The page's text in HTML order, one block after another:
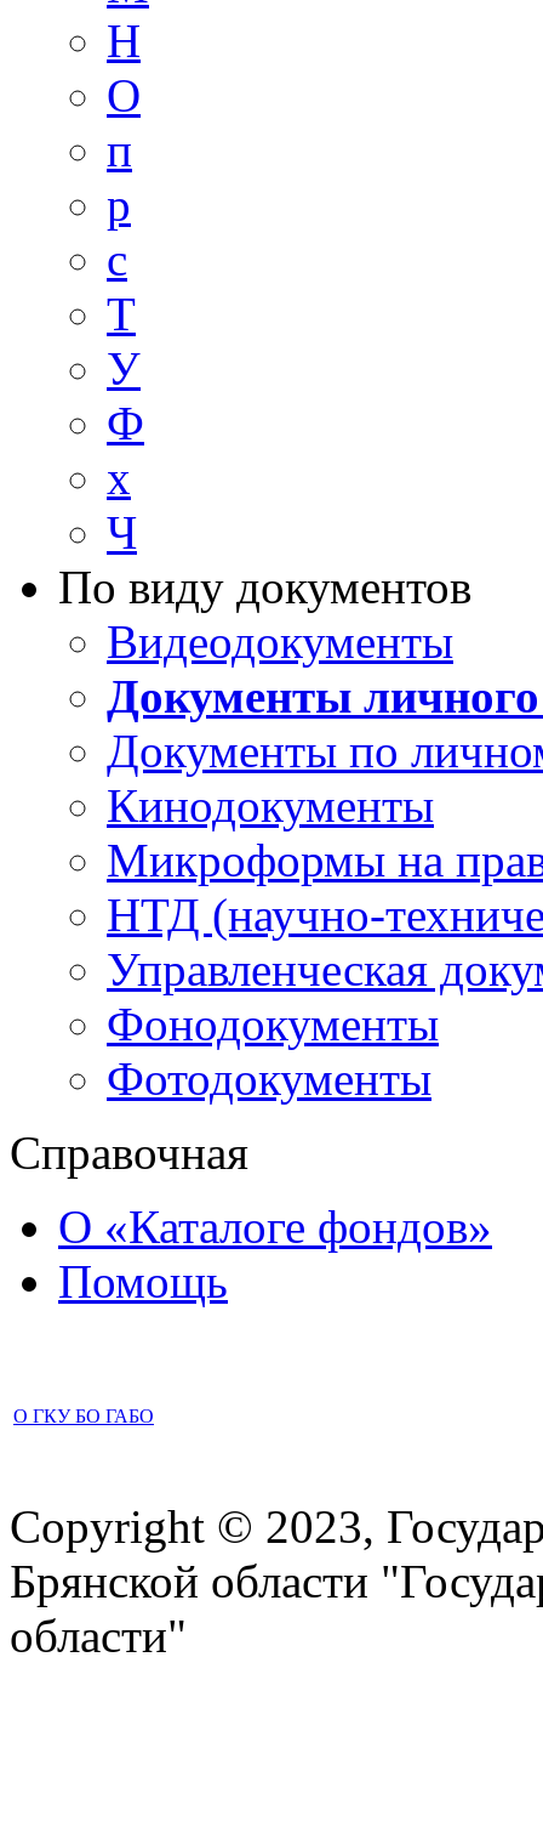
Н
О
п
р
с
Т
У
Ф
х
Ч
По виду документов
Видеодокументы
Документы
Документы по
Кинодокументы
Микроформы на
НТД (научно-
Управленческая
Фонодокументы
Фотодокументы
Справочная
О «Каталоге фондов»
Помощь
О ГКУ БО ГАБО
Copyright © 2023,
Брянской области
области"